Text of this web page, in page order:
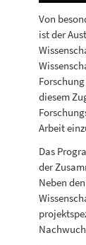
Von
ist der
diesem
Arbeit
Das
der
Neben